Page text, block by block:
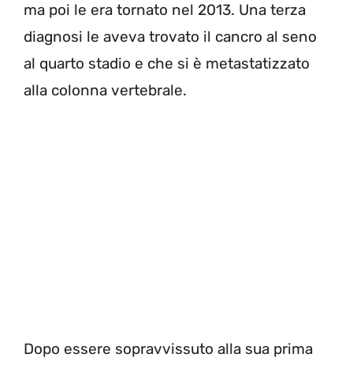
ma poi le era tornato nel 2013. Una terza
diagnosi le aveva trovato il cancro al seno
al quarto stadio e che si è metastatizzato
alla colonna vertebrale.
Dopo essere sopravvissuto alla sua prima